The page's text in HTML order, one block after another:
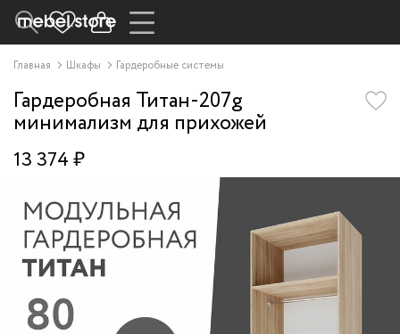
Главная Шкафы Гардеробные системы
Гардеробная Титан-207g
минимализм для прихожей
13 374 ₽